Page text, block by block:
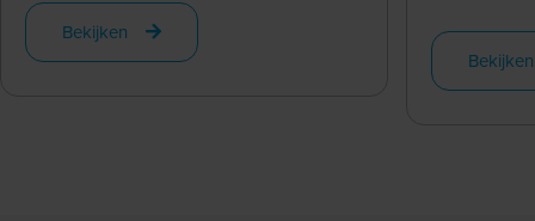
Bekijken
Bekijken